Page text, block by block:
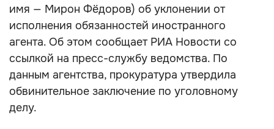
имя — Мирон Фёдоров) об уклонении от
исполнения обязанностей иностранного
агента. Об этом сообщает РИА Новости со
ссылкой на пресс-службу ведомства. По
данным агентства, прокуратура утвердила
обвинительное заключение по уголовному
делу.